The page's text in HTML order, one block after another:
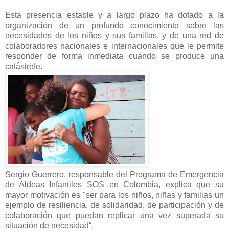
Esta presencia estable y a largo plazo ha dotado a la
organización de un profundo conocimiento sobre las
necesidades de los niños y sus familias, y de una red de
colaboradores nacionales e internacionales que le permite
responder de forma inmediata cuando se produce una
catástrofe.
Sergio Guerrero, responsable del Programa de Emergencia
de Aldeas Infantiles SOS en Colombia, explica que su
mayor motivación es "ser para los niños, niñas y familias un
ejemplo de resiliencia, de solidaridad, de participación y de
colaboración que puedan replicar una vez superada su
situación de necesidad“.